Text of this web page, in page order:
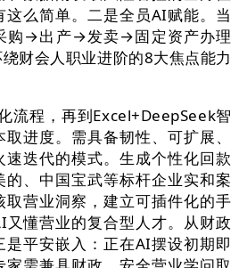
么简单。二是全员AI赋能。当
购→出产→发卖→固定资产办理
财会人职业进阶的8大焦点能力
程，再到Excel+DeepSeek智
进度。需具备韧性、可扩展、
迭代的模式。生成个性化回款
、中国宝武等标杆企业实和案
营业洞察，建立可插件化的手
懂营业的复合型人才。从财政
平安嵌入：正在AI摆设初期即